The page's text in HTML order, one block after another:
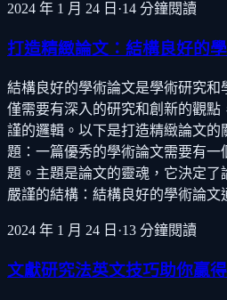
2024 年 1 月 24 日 ·14 分鐘閱讀
打造精緻論文：結構良好的
結構良好的學術論文是學術研究
僅需要有深入的研究和創新的觀
謹的邏輯。以下是打造精緻論文的
題：一篇優秀的學術論文需要有一
題。主題是論文的靈魂，它決定了
嚴謹的結構：結構良好的學術論文
2024 年 1 月 24 日 ·13 分鐘閱讀
文獻研究法英文技巧助你贏